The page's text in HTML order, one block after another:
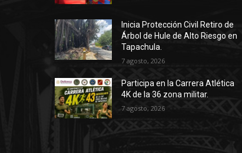
Inicia Protección Civil Retiro de
Árbol de Hule de Alto Riesgo en
Tapachula.
7 agosto, 2026
Participa en la Carrera Atlética
4K de la 36 zona militar.
7 agosto, 2026